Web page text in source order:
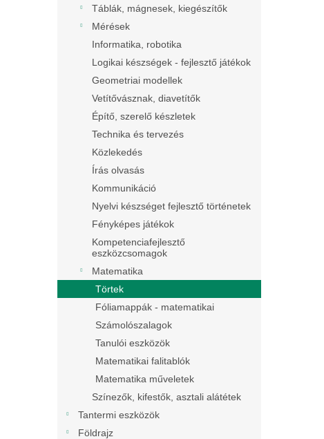
Táblák, mágnesek, kiegészítők
Mérések
Informatika, robotika
Logikai készségek - fejlesztő játékok
Geometriai modellek
Vetítővásznak, diavetítők
Építő, szerelő készletek
Technika és tervezés
Közlekedés
Írás olvasás
Kommunikáció
Nyelvi készséget fejlesztő történetek
Fényképes játékok
Kompetenciafejlesztő
eszközcsomagok
Matematika
Törtek
Fóliamappák - matematikai
Számolószalagok
Tanulói eszközök
Matematikai falitablók
Matematika műveletek
Színezők, kifestők, asztali alátétek
Tantermi eszközök
Földrajz